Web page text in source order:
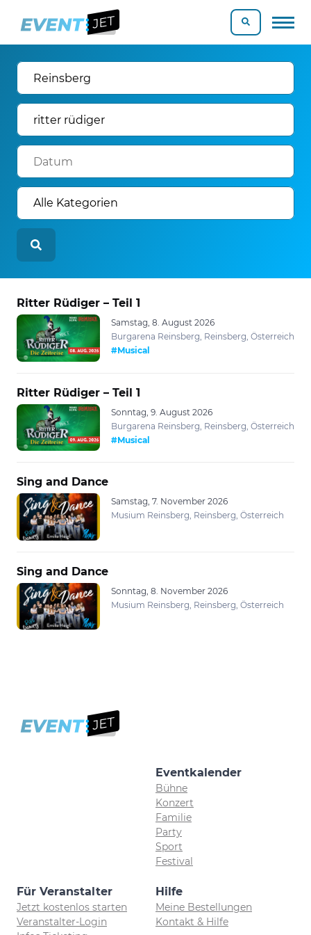
Ritter Rüdiger – Teil 1
Samstag, 8. August 2026
Burgarena Reinsberg, Reinsberg, Österreich
#Musical
Ritter Rüdiger – Teil 1
Sonntag, 9. August 2026
Burgarena Reinsberg, Reinsberg, Österreich
#Musical
Sing and Dance
Samstag, 7. November 2026
Musium Reinsberg, Reinsberg, Österreich
Sing and Dance
Sonntag, 8. November 2026
Musium Reinsberg, Reinsberg, Österreich
Eventkalender
Bühne
Konzert
Familie
Party
Sport
Festival
Für Veranstalter
Jetzt kostenlos starten
Veranstalter-Login
Hilfe
Meine Bestellungen
Kontakt & Hilfe